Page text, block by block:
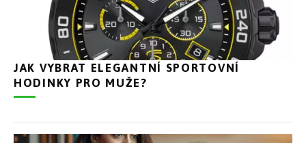
JAK VYBRAT ELEGANTNÍ SPORTOVNÍ
HODINKY PRO MUŽE?